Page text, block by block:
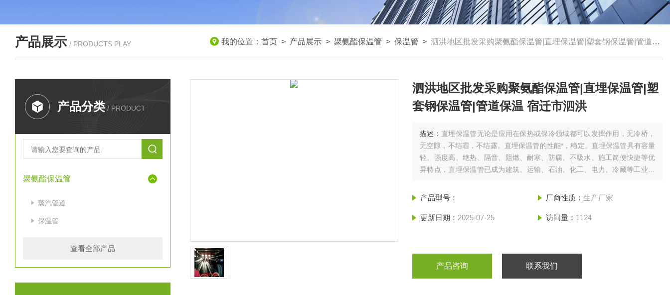
产品展示 / PRODUCTS PLAY 我的位置： 首页 > 产品展示 > 聚氨酯保温管 > 保温管 > 泗洪地区批发采购聚氨酯保温管|直埋保温管|塑套钢保温管|管道保温 宿迁市泗洪
产品分类 / PRODUCT
聚氨酯保温管
蒸汽管道
保温管
查看全部产品
泗洪地区批发采购聚氨酯保温管|直埋保温管|塑
套钢保温管|管道保温 宿迁市泗洪
描述： 直埋保温管无论是应用在保热或保冷领域都可以发挥作用，无冷桥，
无空隙，不结霜，不结露。直埋保温管的性能*，稳定。直埋保温管具有容量
轻、强度高、绝热、隔音、阻燃、耐寒、防腐、不吸水、施工简便快捷等优
异特点，直埋保温管已成为建筑、运输、石油、化工、电力、冷藏等工业部
埋保温管|塑套钢保温管|管道保温 宿迁市泗洪
产品型号： 厂商性质： 生产厂家
更新日期： 2025-07-25 访问量： 1124
产品咨询 联系我们